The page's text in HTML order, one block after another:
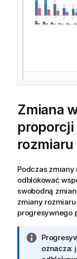
Zmiana
Podczas
odblokować
swobodną
zmiany
progresywnego
I
n
oznacza: